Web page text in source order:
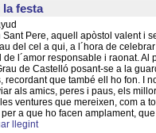
la festa
Sant Pere, aquell apòstol valent i
del cel a qui, a l´hora de
l´amor responsable i raonat. Al
de Castelló posant-se a la
recordant que també ell ho fon. I
als amics, peres i paus, els
ventures que mereixen, com a
per a que ho facen amplament,
llegint